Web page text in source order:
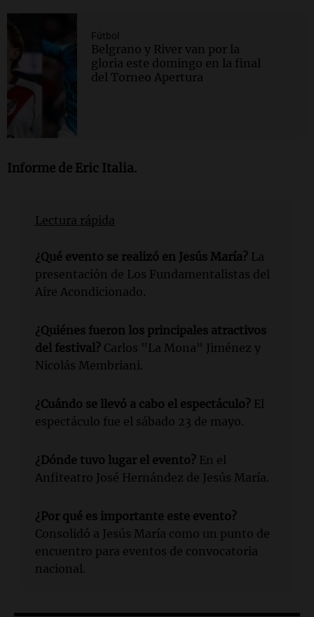
Fútbol
Belgrano y River van por la
gloria este domingo en la final
del Torneo Apertura
Informe de Eric Italia.
Lectura rápida
¿Qué evento se realizó en Jesús María? La
presentación de Los Fundamentalistas del
Aire Acondicionado.
¿Quiénes fueron los principales atractivos
del festival? Carlos "La Mona" Jiménez y
Nicolás Membriani.
¿Cuándo se llevó a cabo el espectáculo? El
espectáculo fue el sábado 23 de mayo.
¿Dónde tuvo lugar el evento? En el
Anfiteatro José Hernández de Jesús María.
¿Por qué es importante este evento?
Consolidó a Jesús María como un punto de
encuentro para eventos de convocatoria
nacional.